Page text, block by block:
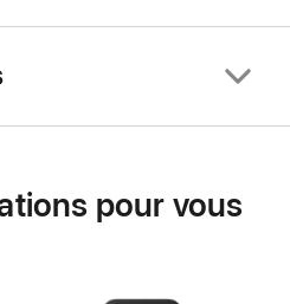
pour vous